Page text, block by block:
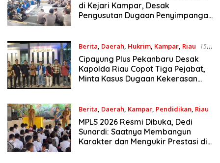
di Kejari Kampar, Desak
Pengusutan Dugaan Penyimpangan
Berita, Daerah, Hukrim, Kampar, Riau
15
Juli 2026
Cipayung Plus Pekanbaru Desak
Kapolda Riau Copot Tiga Pejabat,
Minta Kasus Dugaan Kekerasan
Berita, Daerah, Kampar, Pendidikan, Riau
13 Juli 2026
MPLS 2026 Resmi Dibuka, Dedi
Sunardi: Saatnya Membangun
Karakter dan Mengukir Prestasi di